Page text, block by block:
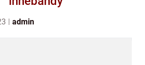
admin